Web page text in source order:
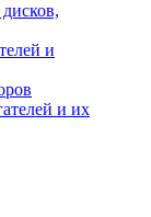
и
и их